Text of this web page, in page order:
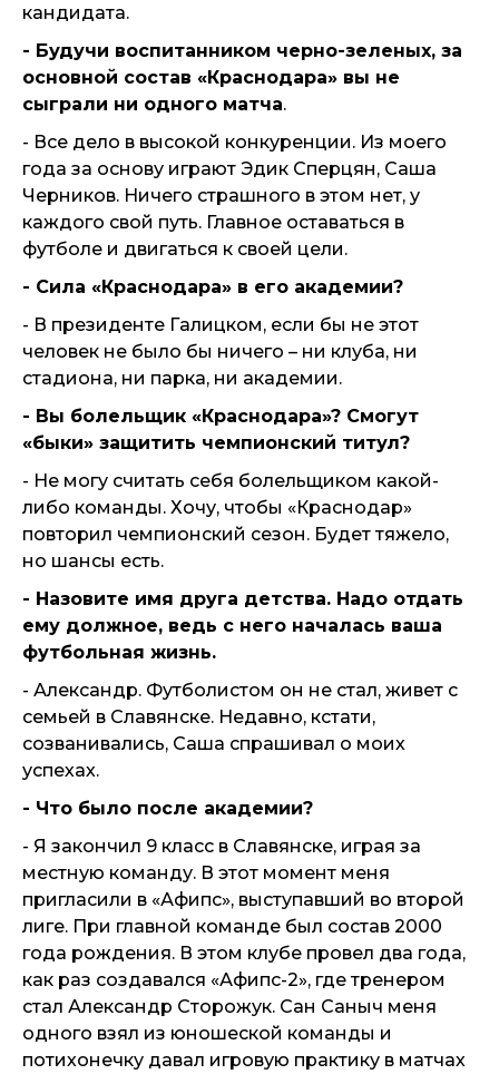
кандидата.
- Будучи воспитанником черно-зеленых, за
основной состав «Краснодара» вы не
сыграли ни одного матча.
- Все дело в высокой конкуренции. Из моего
года за основу играют Эдик Сперцян, Саша
Черников. Ничего страшного в этом нет, у
каждого свой путь. Главное оставаться в
футболе и двигаться к своей цели.
- Сила «Краснодара» в его академии?
- В президенте Галицком, если бы не этот
человек не было бы ничего – ни клуба, ни
стадиона, ни парка, ни академии.
- Вы болельщик «Краснодара»? Смогут
«быки» защитить чемпионский титул?
- Не могу считать себя болельщиком какой-
либо команды. Хочу, чтобы «Краснодар»
повторил чемпионский сезон. Будет тяжело,
но шансы есть.
- Назовите имя друга детства. Надо отдать
ему должное, ведь с него началась ваша
футбольная жизнь.
- Александр. Футболистом он не стал, живет с
семьей в Славянске. Недавно, кстати,
созванивались, Саша спрашивал о моих
успехах.
- Что было после академии?
- Я закончил 9 класс в Славянске, играя за
местную команду. В этот момент меня
пригласили в «Афипс», выступавший во второй
лиге. При главной команде был состав 2000
года рождения. В этом клубе провел два года,
как раз создавался «Афипс-2», где тренером
стал Александр Сторожук. Сан Саныч меня
одного взял из юношеской команды и
потихонечку давал игровую практику в матчах